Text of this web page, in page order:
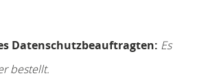
Datenschutzbeauftragten: Es
bestellt.